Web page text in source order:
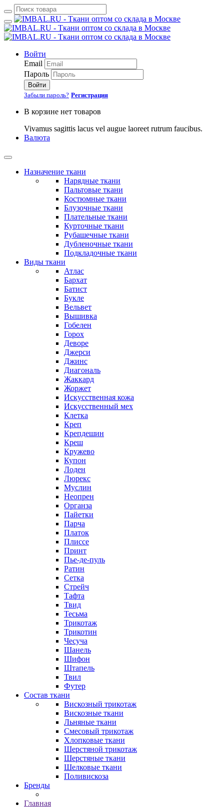
Войти
Email
Пароль
Войти
Забыли пароль? Регистрация
В корзине нет товаров
Vivamus sagittis lacus vel augue laoreet rutrum faucibus.
Валюта
Назначение ткани
Нарядные ткани
Пальтовые ткани
Костюмные ткани
Блузочные ткани
Плательные ткани
Курточные ткани
Рубашечные ткани
Дубленочные ткани
Подкладочные ткани
Виды ткани
Атлас
Бархат
Батист
Букле
Вельвет
Вышивка
Гобелен
Горох
Деворе
Джерси
Джинс
Диагональ
Жаккард
Жоржет
Искусственная кожа
Искусственный мех
Клетка
Креп
Крепдешин
Креш
Кружево
Купон
Лоден
Люрекс
Муслин
Неопрен
Органза
Пайетки
Парча
Платок
Плиссе
Принт
Пье-де-пуль
Ратин
Сетка
Стрейч
Тафта
Твид
Тесьма
Трикотаж
Трикотин
Чесуча
Шанель
Шифон
Штапель
Твил
Футер
Состав ткани
Вискозный трикотаж
Вискозные ткани
Льняные ткани
Смесовый трикотаж
Хлопковые ткани
Шерстяной трикотаж
Шерстяные ткани
Шелковые ткани
Поливискоза
Бренды
Главная